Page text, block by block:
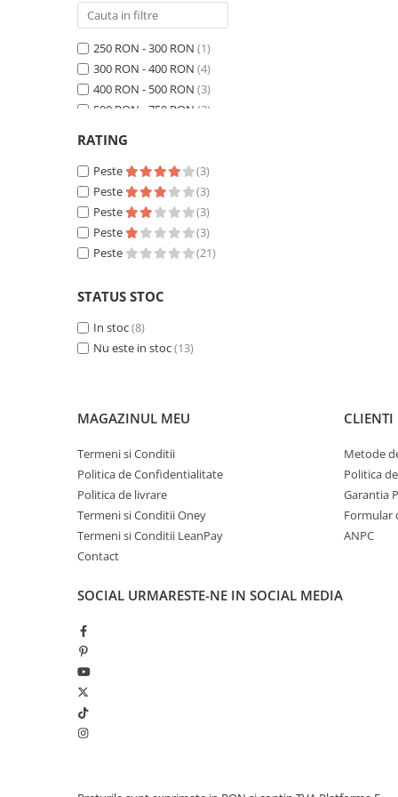
250 RON - 300 RON (1)
300 RON - 400 RON (4)
400 RON - 500 RON (3)
500 RON - 750 RON (3)
Peste 1000 RON
RATING
Peste
(3)
Peste
(3)
Peste
(3)
Peste
(3)
Peste
(21)
STATUS STOC
In stoc(8)
Nu este in stoc(13)
MAGAZINUL MEU
Termeni si Conditii
Politica de Confidentialitate
Politica de livrare
Termeni si Conditii Oney
Termeni si Conditii LeanPay
Contact
CLIENTI
Metode
Politica
Garantia
Formular
ANPC
SOCIAL URMARESTE-NE IN SOCIAL MEDIA